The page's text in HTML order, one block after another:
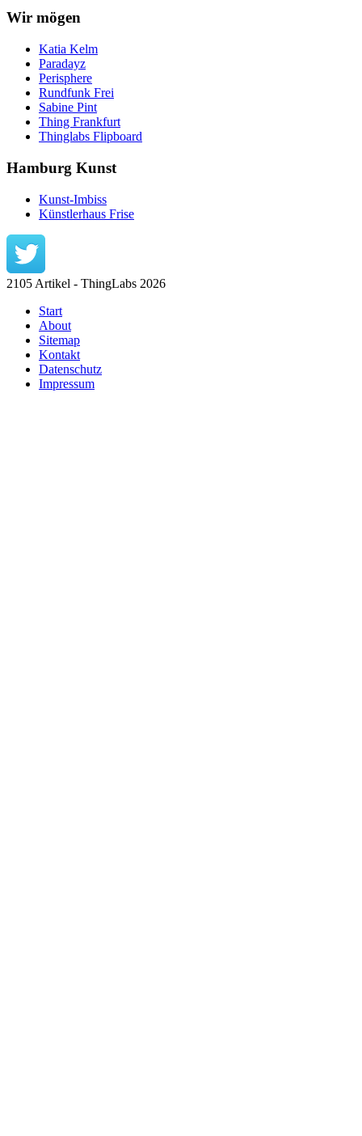
Wir mögen
Katia Kelm
Paradayz
Perisphere
Rundfunk Frei
Sabine Pint
Thing Frankfurt
Thinglabs Flipboard
Hamburg Kunst
Kunst-Imbiss
Künstlerhaus Frise
2105 Artikel - ThingLabs 2026
Start
About
Sitemap
Kontakt
Datenschutz
Impressum